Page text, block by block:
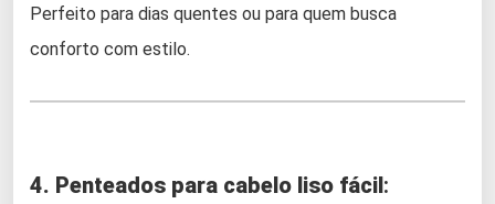
Perfeito para dias quentes ou para quem busca
conforto com estilo.
4. Penteados para cabelo liso fácil: